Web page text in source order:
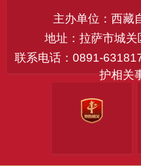
主办单位：西藏
地址：拉萨市城
联系电话：0891-
护相关